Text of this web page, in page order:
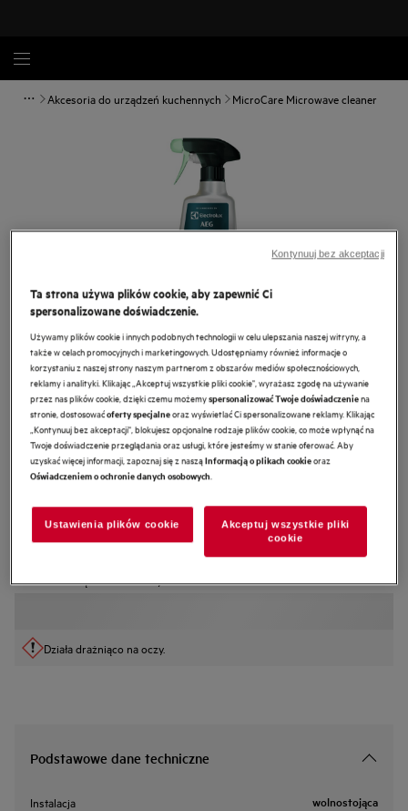
Akcesoria do urządzeń kuchennych MicroCare Microwave cleaner
Dotknij, aby powiększyć.
M3OCS301
Spray Oven & Microwave Care do
czyszczenia piekarników i mikrofal
500 ml
0 (0)
Cechy
tłuszcz z urządzeń kuchennych.
Działa drażniąco na oczy.
Podstawowe dane techniczne
Instalacja wolnostojąca
Ta strona używa plików cookie, aby zapewnić Ci
spersonalizowane doświadczenie.
Używamy plików cookie i innych podobnych technologii w celu ulepszania naszej witryny, a
także w celach promocyjnych i marketingowych. Udostępniamy również informacje o
korzystaniu z naszej strony naszym partnerom z obszarów mediów społecznościowych,
reklamy i analityki. Klikając „Akceptuj wszystkie pliki cookie", wyrażasz zgodę na używanie
przez nas plików cookie, dzięki czemu możemyspersonalizować Twoje doświadczeniena
stronie, dostosowaćoferty specjalneoraz wyświetlać Ci spersonalizowane reklamy. Klikając
„Kontynuuj bez akceptacji", blokujesz opcjonalne rodzaje plików cookie, co może wpłynąć na
Twoje doświadczenie przeglądania oraz usługi, które jesteśmy w stanie oferować. Aby
uzyskać więcej informacji, zapoznaj się z nasząInformacją o plikach cookieoraz
Oświadczeniem o ochronie danych osobowych
Ustawienia plików cookie
Akceptuj wszystkie pliki
cookie
Kontynuuj bez akceptacji